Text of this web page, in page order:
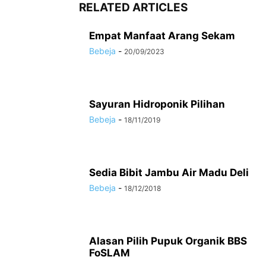
RELATED ARTICLES
Empat Manfaat Arang Sekam
Bebeja - 20/09/2023
Sayuran Hidroponik Pilihan
Bebeja - 18/11/2019
Sedia Bibit Jambu Air Madu Deli
Bebeja - 18/12/2018
Alasan Pilih Pupuk Organik BBS
FoSLAM